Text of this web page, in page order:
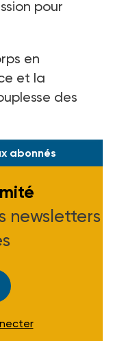
pour
en
et la
des
abonnés
newsletters